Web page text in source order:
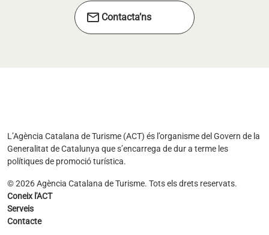
mail Contacta’ns
L’Agència Catalana de Turisme (ACT) és l’organisme del Govern de la
Generalitat de Catalunya que s’encarrega de dur a terme les
polítiques de promoció turística.
© 2026 Agència Catalana de Turisme. Tots els drets reservats.
Coneix l'ACT
Serveis
Contacte